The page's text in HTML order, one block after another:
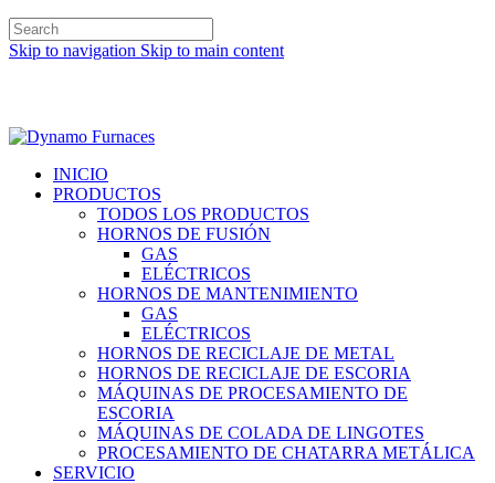
Skip to navigation Skip to main content
INICIO
PRODUCTOS
TODOS LOS PRODUCTOS
HORNOS DE FUSIÓN
GAS
ELÉCTRICOS
HORNOS DE MANTENIMIENTO
GAS
ELÉCTRICOS
HORNOS DE RECICLAJE DE METAL
HORNOS DE RECICLAJE DE ESCORIA
MÁQUINAS DE PROCESAMIENTO DE
ESCORIA
MÁQUINAS DE COLADA DE LINGOTES
PROCESAMIENTO DE CHATARRA METÁLICA
SERVICIO